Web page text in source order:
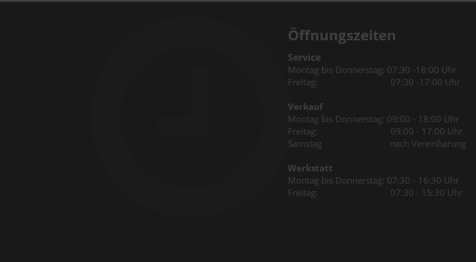
Öffnungszeiten
Service
Montag bis Donnerstag: 07:30 -18:00 Uhr
Freitag: 07:30 -17:00 Uhr
Verkauf
Montag bis Donnerstag: 09:00 - 18:00 Uhr
Freitag: 09:00 - 17:00 Uhr
Samstag nach Vereinbarung
Werkstatt
Montag bis Donnerstag: 07:30 - 16:30 Uhr
Freitag: 07:30 - 15:30 Uhr